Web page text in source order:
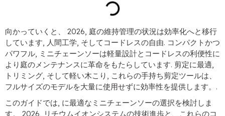
向かっていくと、 2026, 庭の維持管理の状況は効率化へと移行
しています, 人間工学, そしてコードレスの自由. コンパクトかつ
パワフル, ミニチェーンソーは軽量設計とコードレスの利便性に
より庭のメンテナンスに革命をもたらしています. 剪定に最適,
トリミング, そして軽い木こり, これらの手持ち剪定ツールは、
フルサイズのモデルを大量に使用せずに効率性を提供します。.
このガイドでは, に最適なミニチェーンソーの選択を検討しま
す。 2026, リチウムイオンシステムの技術進歩と、これらのコ